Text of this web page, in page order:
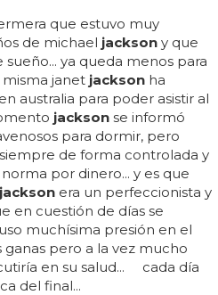
que estuvo muy
de michael jackson y que
ya queda menos para
misma janet jackson ha
australia para poder asistir al
jackson se informó
para dormir, pero
de forma controlada y
por dinero... y es que
jackson era un perfeccionista y
en cuestión de días se
muchísima presión en el
pero a la vez mucho
en su salud... cada día
del final...